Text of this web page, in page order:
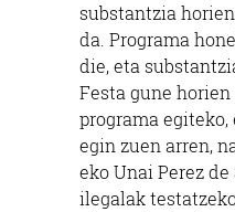
substantzia
da. Programa
die, eta
Festa gune
programa
egin zuen arren,
eko Unai Perez
ilegalak